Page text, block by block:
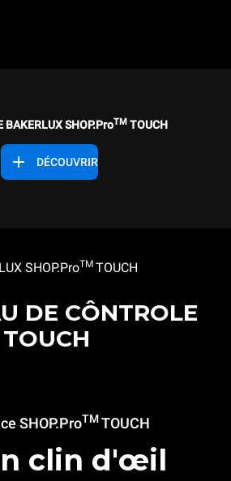
BAKERLUX SHOP.ProTMTOUCH
DÉCOUVRIR
SHOP.ProTM TOUCH
DE CÔNTROLE
TOUCH
SHOP.ProTMTOUCH
clin d'œil